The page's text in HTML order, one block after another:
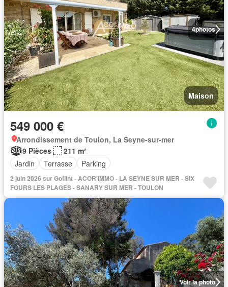
4photos
Maison
549 000 €
Arrondissement de Toulon, La Seyne-sur-mer
9 Pièces
211 m²
Jardin
Terrasse Parking
2 juin 2026 sur Goflint - ACOR'IMMO - LA SEYNE SUR MER - SIX
FOURS LES PLAGES - SANARY SUR MER - TOULON
Voir la photo